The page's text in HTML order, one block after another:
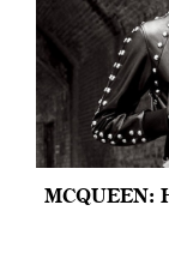
MCQUEEN: